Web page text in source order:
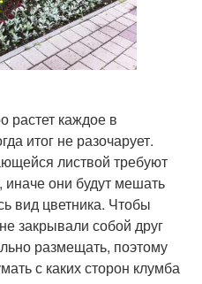
растет каждое в
итог не разочарует.
листвой требуют
иначе они будут мешать
вид цветника. Чтобы
закрывали собой друг
размещать, поэтому
с каких сторон клумба